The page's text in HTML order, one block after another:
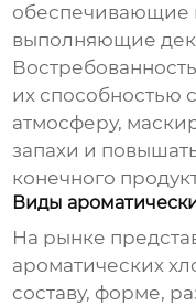
обеспечивающие
выполняющие
их способностью
атмосферу,
запахи и
конечного
Виды
На рынке
ароматических
составу, форме,